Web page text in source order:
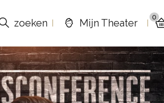
zoeken Mijn Theater
0